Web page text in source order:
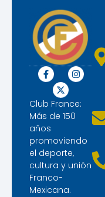
Club France:
Más de 150
años
promoviendo
el deporte,
cultura y unión
Franco-
Mexicana.